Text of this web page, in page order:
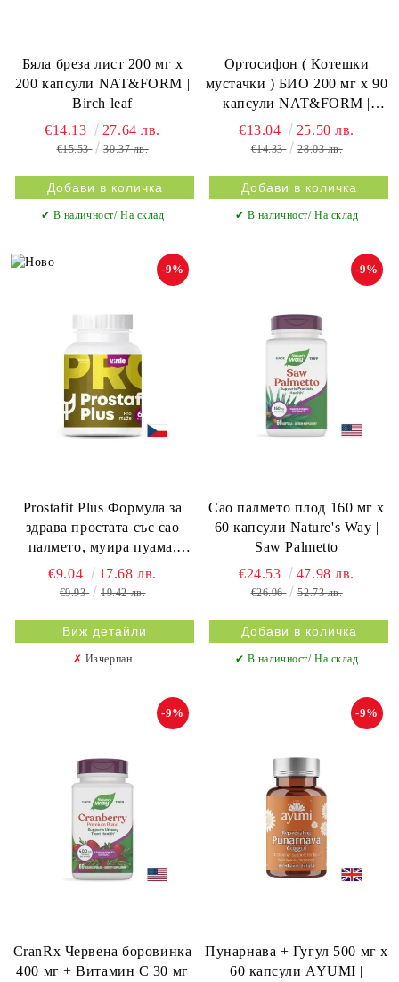
Бяла бреза лист 200 мг х
200 капсули NAT&FORM |
Birch leaf
€14.13 27.64 лв.
€15.53 30.37 лв.
✔ В наличност/ На склад
Ортосифон ( Котешки
мустачки ) БИО 200 мг х 90
капсули NAT&FORM |
Orthosiphon
€13.04 25.50 лв.
€14.33 28.03 лв.
✔ В наличност/ На склад
Prostafit Plus Формула за
здрава простата със сао
палмето, муира пуама,
женшен, гинко билоба х 60
таблетки Virde
-9%
€9.04 17.68 лв.
€9.93 19.42 лв.
Виж детайли
✗ Изчерпан
Сао палмето плод 160 мг х
60 капсули Nature's Way |
Saw Palmetto
-9%
€24.53 47.98 лв.
€26.96 52.73 лв.
✔ В наличност/ На склад
CranRx Червена боровинка
400 мг + Витамин C 30 мг
-9%
Пунарнава + Гугул 500 мг х
60 капсули AYUMI |
-9%